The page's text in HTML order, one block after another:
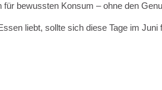
für bewussten Konsum – ohne den
liebt, sollte sich diese Tage im Juni